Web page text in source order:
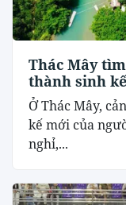
Thác Mây
thành sinh kế
Ở Thác Mây,
kế mới của
nghỉ,...